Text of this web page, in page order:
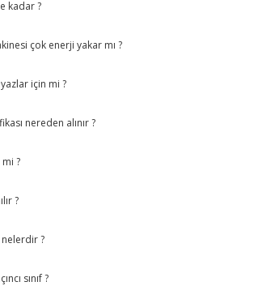
kadar ?
çok enerji yakar mı ?
için mi ?
nereden alınır ?
mi ?
?
?
sınıf ?